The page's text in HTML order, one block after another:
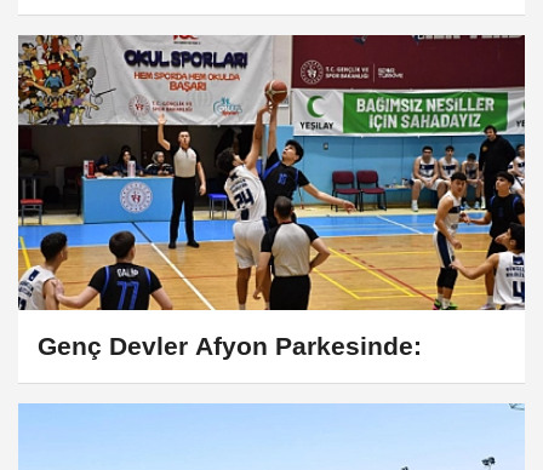
Genç Devler Afyon Parkesinde: